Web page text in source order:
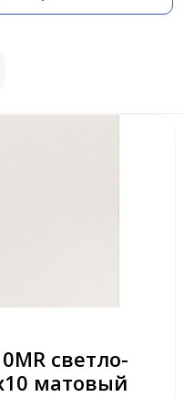
светло-
матовый